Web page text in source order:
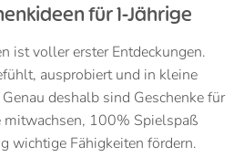
für 1-Jährige
ist voller erster Entdeckungen.
ausprobiert und in kleine
deshalb sind Geschenke für
mitwachsen, 100% Spielspaß
wichtige Fähigkeiten fördern.